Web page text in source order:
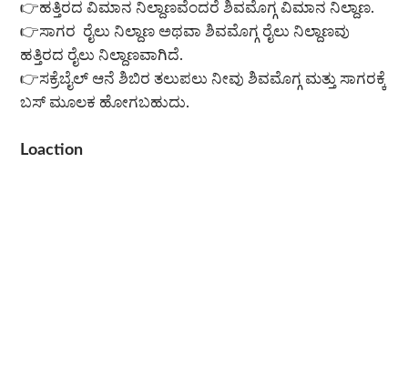
👉ಹತ್ತಿರದ ವಿಮಾನ ನಿಲ್ದಾಣವೆಂದರೆ ಶಿವಮೊಗ್ಗ ವಿಮಾನ ನಿಲ್ದಾಣ.
👉ಸಾಗರ ರೈಲು ನಿಲ್ದಾಣ ಅಥವಾ ಶಿವಮೊಗ್ಗ ರೈಲು ನಿಲ್ದಾಣವು
ಹತ್ತಿರದ ರೈಲು ನಿಲ್ದಾಣವಾಗಿದೆ.
👉ಸಕ್ರೆಬೈಲ್ ಆನೆ ಶಿಬಿರ ತಲುಪಲು ನೀವು ಶಿವಮೊಗ್ಗ ಮತ್ತು ಸಾಗರಕ್ಕೆ
ಬಸ್ ಮೂಲಕ ಹೋಗಬಹುದು.
Loaction